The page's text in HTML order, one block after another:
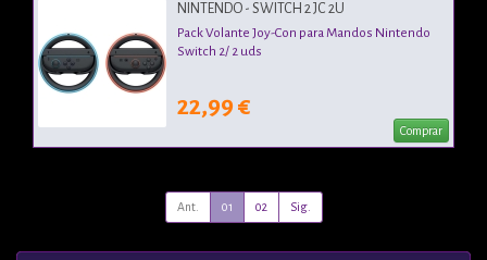
NINTENDO - SWITCH 2 JC 2U
Pack Volante Joy-Con para Mandos Nintendo
Switch 2/ 2 uds
22,99 €
Comprar
Ant. 01 02 Sig.